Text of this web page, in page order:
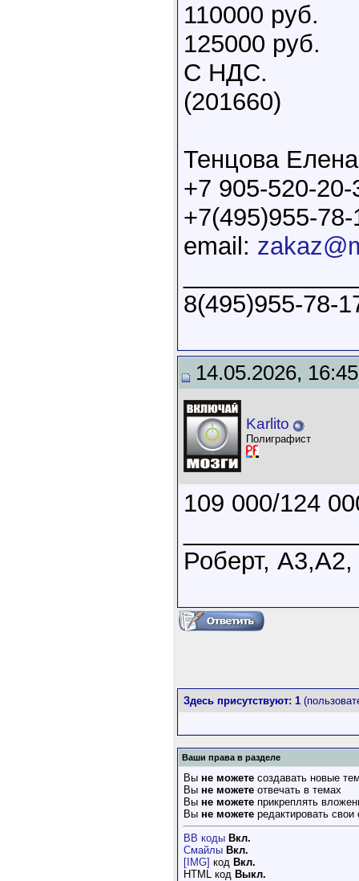
110000 руб.
125000 руб.
С НДС.
(201660)
Тенцова Елена
+7 905-520-20-
+7(495)955-
email:
8(495)955-78-
14.05.2026, 16:45
Karlito
Полиграфист
109 000/124
Роберт, А3,А2,
Здесь присутствуют: 1
Ваши права в разделе
Вы не можете создавать новые
Вы не можете отвечать в темах
Вы не можете прикреплять
Вы не можете редактировать
BB коды Вкл.
Смайлы Вкл.
[IMG] код Вкл.
HTML код Выкл.